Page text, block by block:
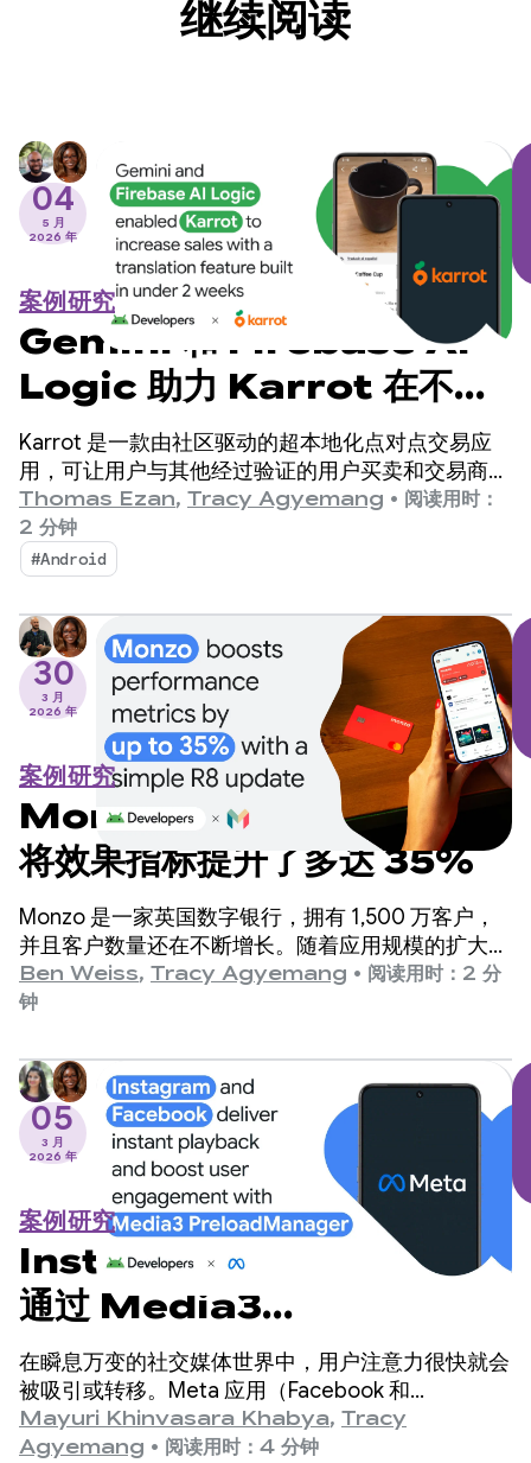
继续阅读
04
5 月
2026 年
案例研究
Gemini 和 Firebase AI
Logic 助力 Karrot 在不到
2 周的时间内打造出翻译功
能，从而提高销售额
Karrot 是一款由社区驱动的超本地化点对点交易应
用，可让用户与其他经过验证的用户买卖和交易商
品。自 2015 年在韩国推出以来，该平台已扩展到全
球市场，累计注册用户超过 4,300 万。
Thomas Ezan, Tracy Agyemang • 阅读用时：
2 分钟
#Android
30
3 月
2026 年
案例研究
Monzo 通过简单的 R8 更新
将效果指标提升了多达 35%
Monzo 是一家英国数字银行，拥有 1,500 万客户，
并且客户数量还在不断增长。随着应用规模的扩大，
工程团队发现应用启动时间是一个需要改进的关键领
域，但担心这需要对代码库进行重大更改。
Ben Weiss, Tracy Agyemang • 阅读用时：2 分
钟
05
3 月
2026 年
案例研究
Instagram 和 Facebook
通过 Media3
PreloadManager 实现即
时播放并提高用户互动度
在瞬息万变的社交媒体世界中，用户注意力很快就会
被吸引或转移。Meta 应用（Facebook 和
Instagram）是全球最大的社交平台之一，为全球数
十亿用户提供服务。
Mayuri Khinvasara Khabya, Tracy
Agyemang • 阅读用时：4 分钟